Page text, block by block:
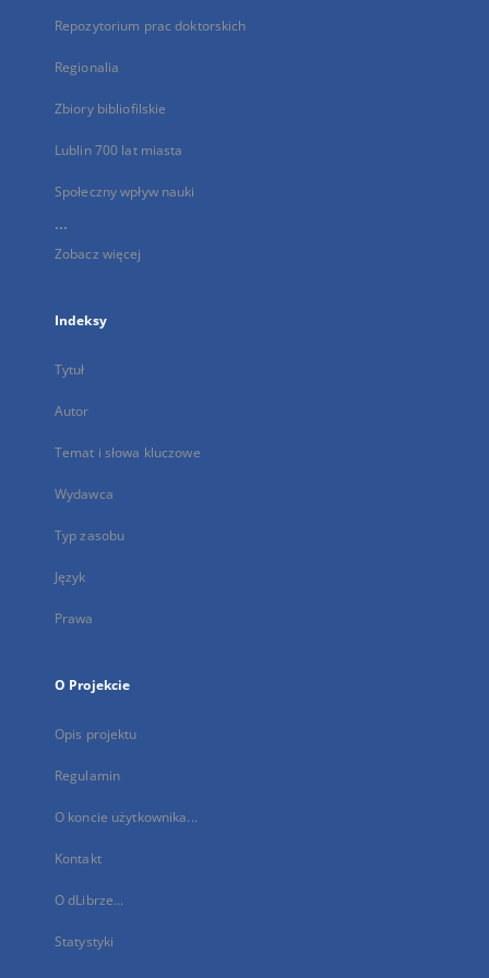
Repozytorium prac doktorskich
Regionalia
Zbiory bibliofilskie
Lublin 700 lat miasta
Społeczny wpływ nauki
...
Zobacz więcej
Indeksy
Tytuł
Autor
Temat i słowa kluczowe
Wydawca
Typ zasobu
Język
Prawa
O Projekcie
Opis projektu
Regulamin
O koncie użytkownika...
Kontakt
O dLibrze...
Statystyki